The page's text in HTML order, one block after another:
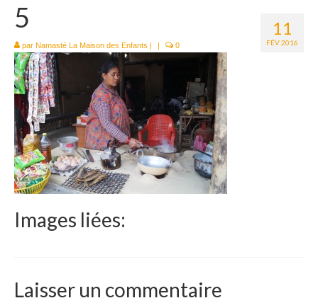
l’Ethique
Historique
Le Népal
Documents
Parrainages
Actualités
11
FÉV 2016
5
par Namasté La Maison des Enfants | | 0
Images liées:
Laisser un commentaire